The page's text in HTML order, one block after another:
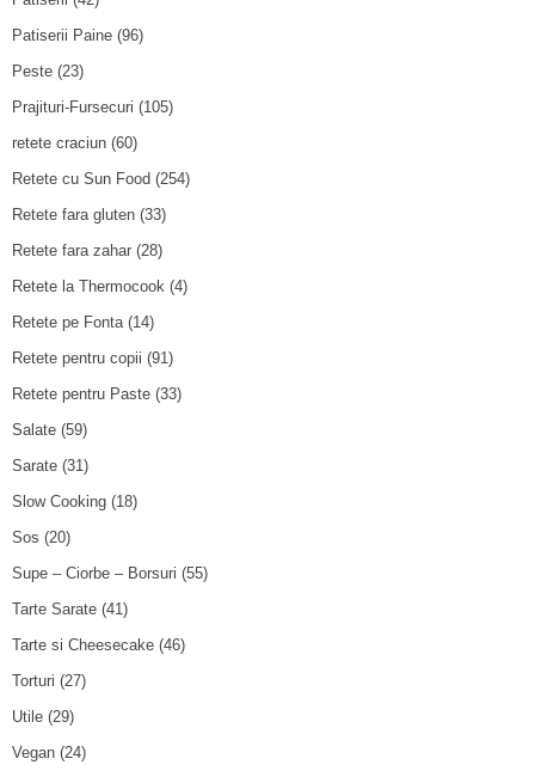
Patiserii Paine (96)
Peste (23)
Prajituri-Fursecuri (105)
retete craciun (60)
Retete cu Sun Food (254)
Retete fara gluten (33)
Retete fara zahar (28)
Retete la Thermocook (4)
Retete pe Fonta (14)
Retete pentru copii (91)
Retete pentru Paste (33)
Salate (59)
Sarate (31)
Slow Cooking (18)
Sos (20)
Supe – Ciorbe – Borsuri (55)
Tarte Sarate (41)
Tarte si Cheesecake (46)
Torturi (27)
Utile (29)
Vegan (24)